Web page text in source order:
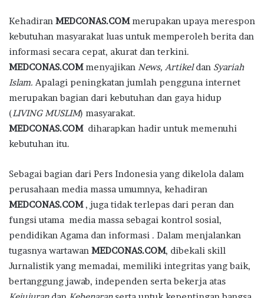
Kehadiran MEDCONAS.COM merupakan upaya merespon
kebutuhan masyarakat luas untuk memperoleh berita dan
informasi secara cepat, akurat dan terkini.
MEDCONAS.COMmenyajikan News, Artikeldan Syariah
Islam. Apalagi peningkatan jumlah pengguna internet
merupakan bagian dari kebutuhan dan gaya hidup
(LIVING MUSLIM) masyarakat.
MEDCONAS.COM diharapkan hadir untuk memenuhi
kebutuhan itu.
Sebagai bagian dari Pers Indonesia yang dikelola dalam
perusahaan media massa umumnya, kehadiran
MEDCONAS.COM , juga tidak terlepas dari peran dan
fungsi utama media massa sebagai kontrol sosial,
pendidikan Agama dan informasi . Dalam menjalankan
tugasnya wartawan MEDCONAS.COM, dibekali skill
Jurnalistik yang memadai, memiliki integritas yang baik,
bertanggung jawab, independen serta bekerja atas